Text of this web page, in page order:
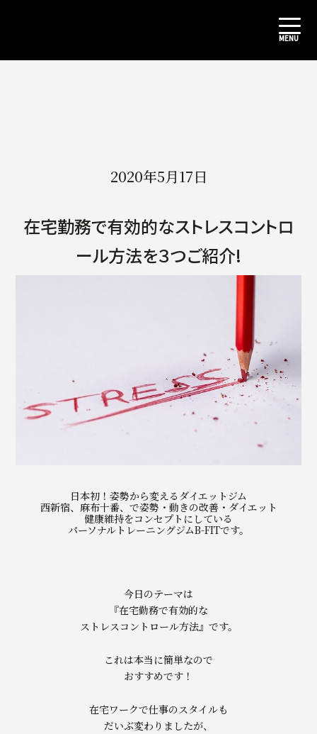
2020年5月17日
在宅勤務で有効的なストレスコントロ
ール方法を３つご紹介!
日本初！姿勢から変えるダイエットジム
西新宿、麻布十番、で姿勢・動きの改善・ダイエット
健康維持をコンセプトにしている
パーソナルトレーニングジムB-FITです。
今日のテーマは
『在宅勤務で有効的な
ストレスコントロール方法』です。
これは本当に簡単なので
おすすめです！
在宅ワークで仕事のスタイルも
だいぶ変わりましたが、